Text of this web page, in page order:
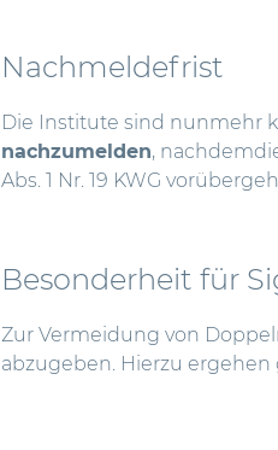
Nachmeldefrist
Die Institute sind nunmehr
nachzumelden,
Abs. 1 Nr. 19 KWG
Besonderheit für
Zur Vermeidung von
abzugeben. Hierzu